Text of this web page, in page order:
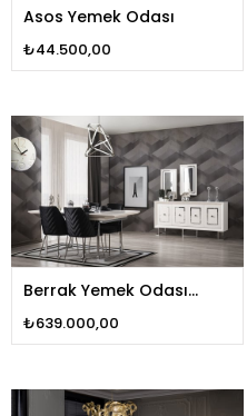
Asos Yemek Odası
₺44.500,00
Berrak Yemek Odası
Gümüş
₺639.000,00